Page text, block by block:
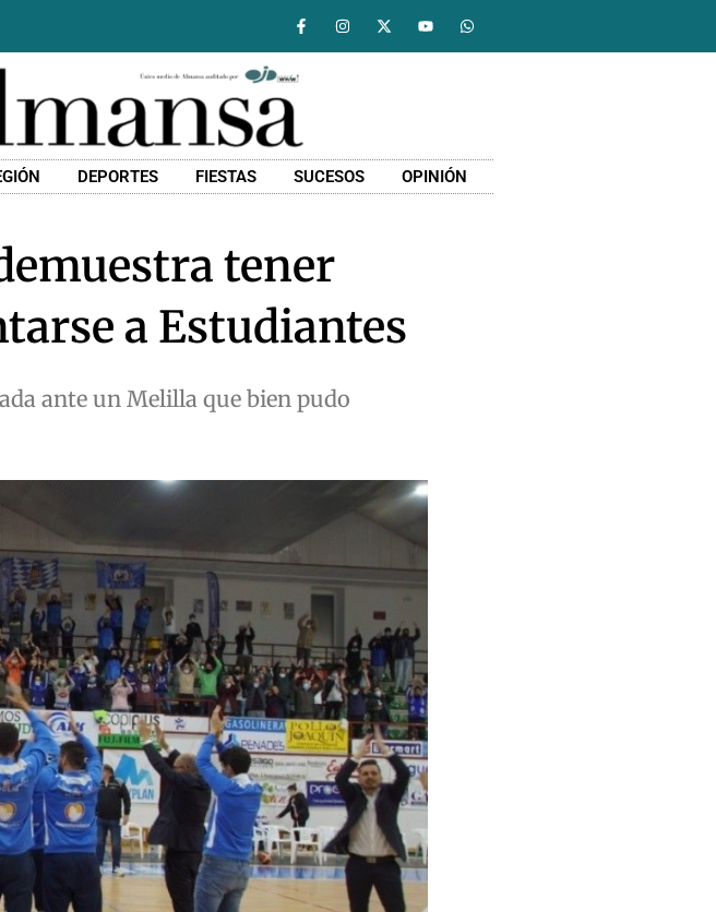
DEPORTES FIESTAS SUCESOS OPINIÓN
tener
a Estudiantes
ante un Melilla que bien pudo